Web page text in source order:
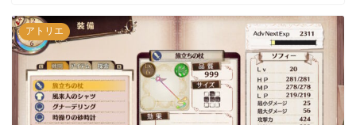
アトリエ